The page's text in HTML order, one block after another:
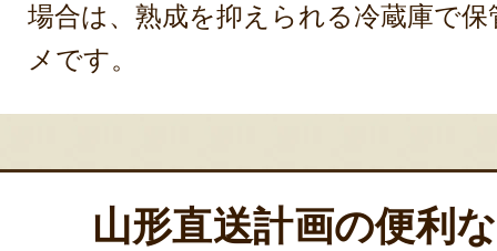
場合は、熟成を抑えられる冷蔵庫で
メです。
山形直送計画の便利